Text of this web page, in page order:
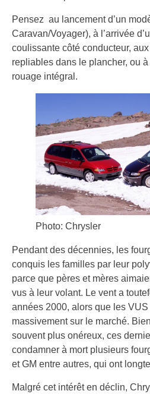
Pensez au lancement d’un
Caravan/Voyager), à l’arrivée
coulissante côté conducteur,
repliables dans le plancher, ou à
rouage intégral.
Photo: Chrysler
Pendant des décennies, les
conquis les familles par leur
parce que pères et mères
vus à leur volant. Le vent a
années 2000, alors que les
massivement sur le marché.
souvent plus onéreux, ces
condamner à mort plusieurs
et GM entre autres, qui ont
Malgré cet intérêt en déclin,